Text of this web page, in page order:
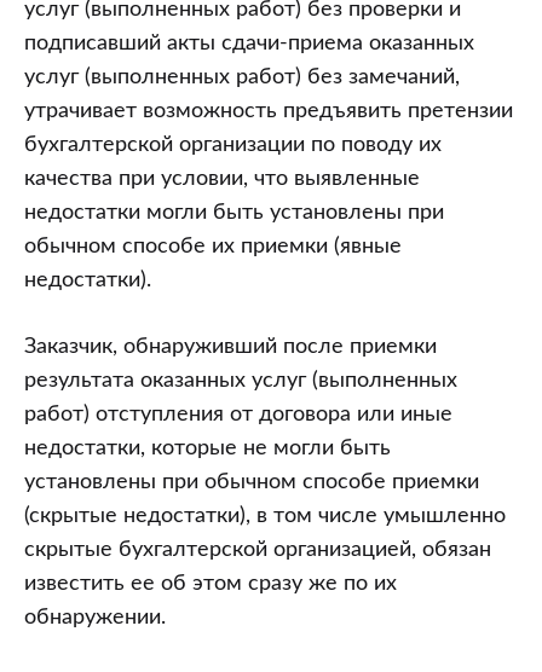
услуг (выполненных работ) без проверки и
подписавший акты сдачи-приема оказанных
услуг (выполненных работ) без замечаний,
утрачивает возможность предъявить претензии
бухгалтерской организации по поводу их
качества при условии, что выявленные
недостатки могли быть установлены при
обычном способе их приемки (явные
недостатки).
Заказчик, обнаруживший после приемки
результата оказанных услуг (выполненных
работ) отступления от договора или иные
недостатки, которые не могли быть
установлены при обычном способе приемки
(скрытые недостатки), в том числе умышленно
скрытые бухгалтерской организацией, обязан
известить ее об этом сразу же по их
обнаружении.